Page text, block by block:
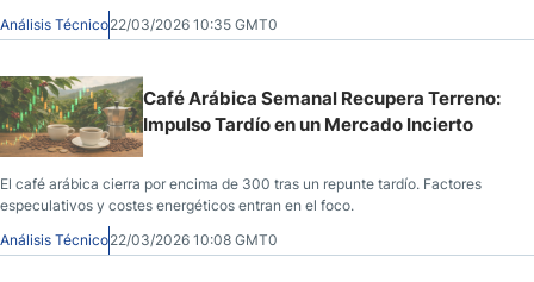
general agresivos, están elevando los rendimientos.
Análisis Técnico22/03/2026 10:35 GMT0
Café Arábica Semanal Recupera Terreno:
Impulso Tardío en un Mercado Incierto
El café arábica cierra por encima de 300 tras un repunte tardío. Factores
especulativos y costes energéticos entran en el foco.
Análisis Técnico22/03/2026 10:08 GMT0